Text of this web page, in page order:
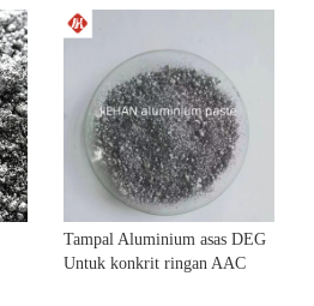
Tampal Aluminium asas DEG
Untuk konkrit ringan AAC